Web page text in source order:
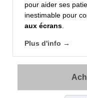
pour aider ses
inestimable pour
aux écrans.
Plus d'info →